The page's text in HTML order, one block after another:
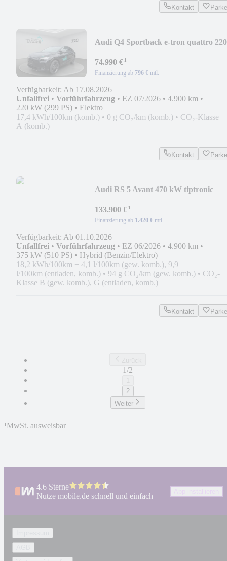
Kontakt
Audi Q4 Sportback e-tron quattro 220
74.990 €¹
Finanzierung ab 796 € mtl.
Verfügbarkeit: Ab 17.08.2026
Unfallfrei • Vorführfahrzeug • EZ 07/2026 • 4.900 km •
220 kW (299 PS) • Elektro
17,4 kWh/100km (komb.) • 0 g CO₂/km (komb.) • CO₂-Klasse
A (komb.)
Kontakt
Audi RS 5 Avant 470 kW tiptronic
133.900 €¹
Finanzierung ab 1.420 € mtl.
Verfügbarkeit: Ab 01.10.2026
Unfallfrei • Vorführfahrzeug • EZ 06/2026 • 4.900 km •
375 kW (510 PS) • Hybrid (Benzin/Elektro)
18,2 kWh/100km + 4,1 l/100km (gew. komb.), 9,9
l/100km (entladen, komb.) • 94 g CO₂/km (gew. komb.) • CO₂-
Klasse B (gew. komb.), G (entladen, komb.)
Kontakt
1/2
2
Weiter
¹MwSt. ausweisbar
4.6 Sterne
Nutze mobile.de schnell und einfach